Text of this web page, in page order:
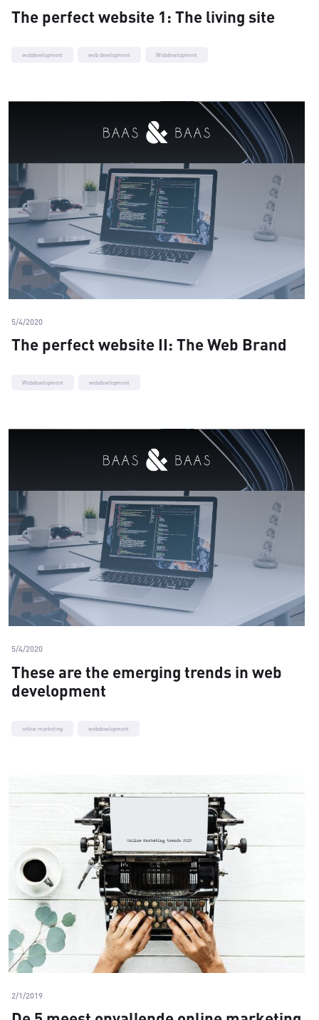
webdevelopment web development Webdevelopment
The perfect website 1: The living site
Webdevelopment webdevelopment
5/4/2020
The perfect website II: The Web Brand
online marketing webdevelopment
5/4/2020
These are the emerging trends in web
development
2/1/2019